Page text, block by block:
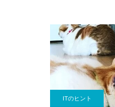
ITのヒント